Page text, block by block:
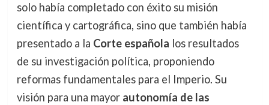
solo había completado con éxito su misión
científica y cartográfica, sino que también había
presentado a la Corte española los resultados
de su investigación política, proponiendo
reformas fundamentales para el Imperio. Su
visión para una mayor autonomía de las